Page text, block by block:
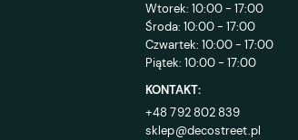
Wtorek: 10:00 - 17:00
Środa: 10:00 - 17:00
Czwartek: 10:00 - 17:00
Piątek: 10:00 - 17:00
KONTAKT:
+48 792 802 839
sklep@decostreet.pl